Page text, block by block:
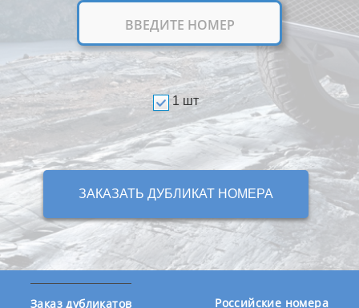
1 шт
ЗАКАЗАТЬ ДУБЛИКАТ НОМЕРА
Заказ дубликатов Российские номера